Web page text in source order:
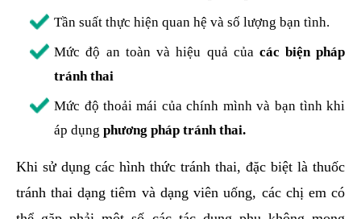
Tần suất thực hiện quan hệ và số lượng bạn tình.
Mức độ an toàn và hiệu quả của các biện pháp
tránh thai
Mức độ thoải mái của chính mình và bạn tình khi
áp dụngphương pháp tránh thai.
Khi sử dụng các hình thức tránh thai, đặc biệt là thuốc
tránh thai dạng tiêm và dạng viên uống, các chị em có